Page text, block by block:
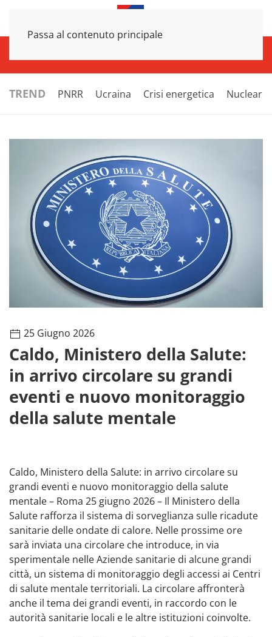
Passa al contenuto principale
TREND PNRR Ucraina Crisi energetica Nucleare
25 Giugno 2026
Caldo, Ministero della Salute:
in arrivo circolare su grandi
eventi e nuovo monitoraggio
della salute mentale
Caldo, Ministero della Salute: in arrivo circolare su
grandi eventi e nuovo monitoraggio della salute
mentale – Roma 25 giugno 2026 – Il Ministero della
Salute rafforza il sistema di sorveglianza sulle ricadute
sanitarie delle ondate di calore. Nelle prossime ore
sarà inviata una circolare che introduce, in via
sperimentale nelle Aziende sanitarie di alcune grandi
città, un sistema di monitoraggio degli accessi ai Centri
di salute mentale territoriali. La circolare affronterà
anche il tema dei grandi eventi, in raccordo con le
autorità sanitarie locali e le altre istituzioni coinvolte.